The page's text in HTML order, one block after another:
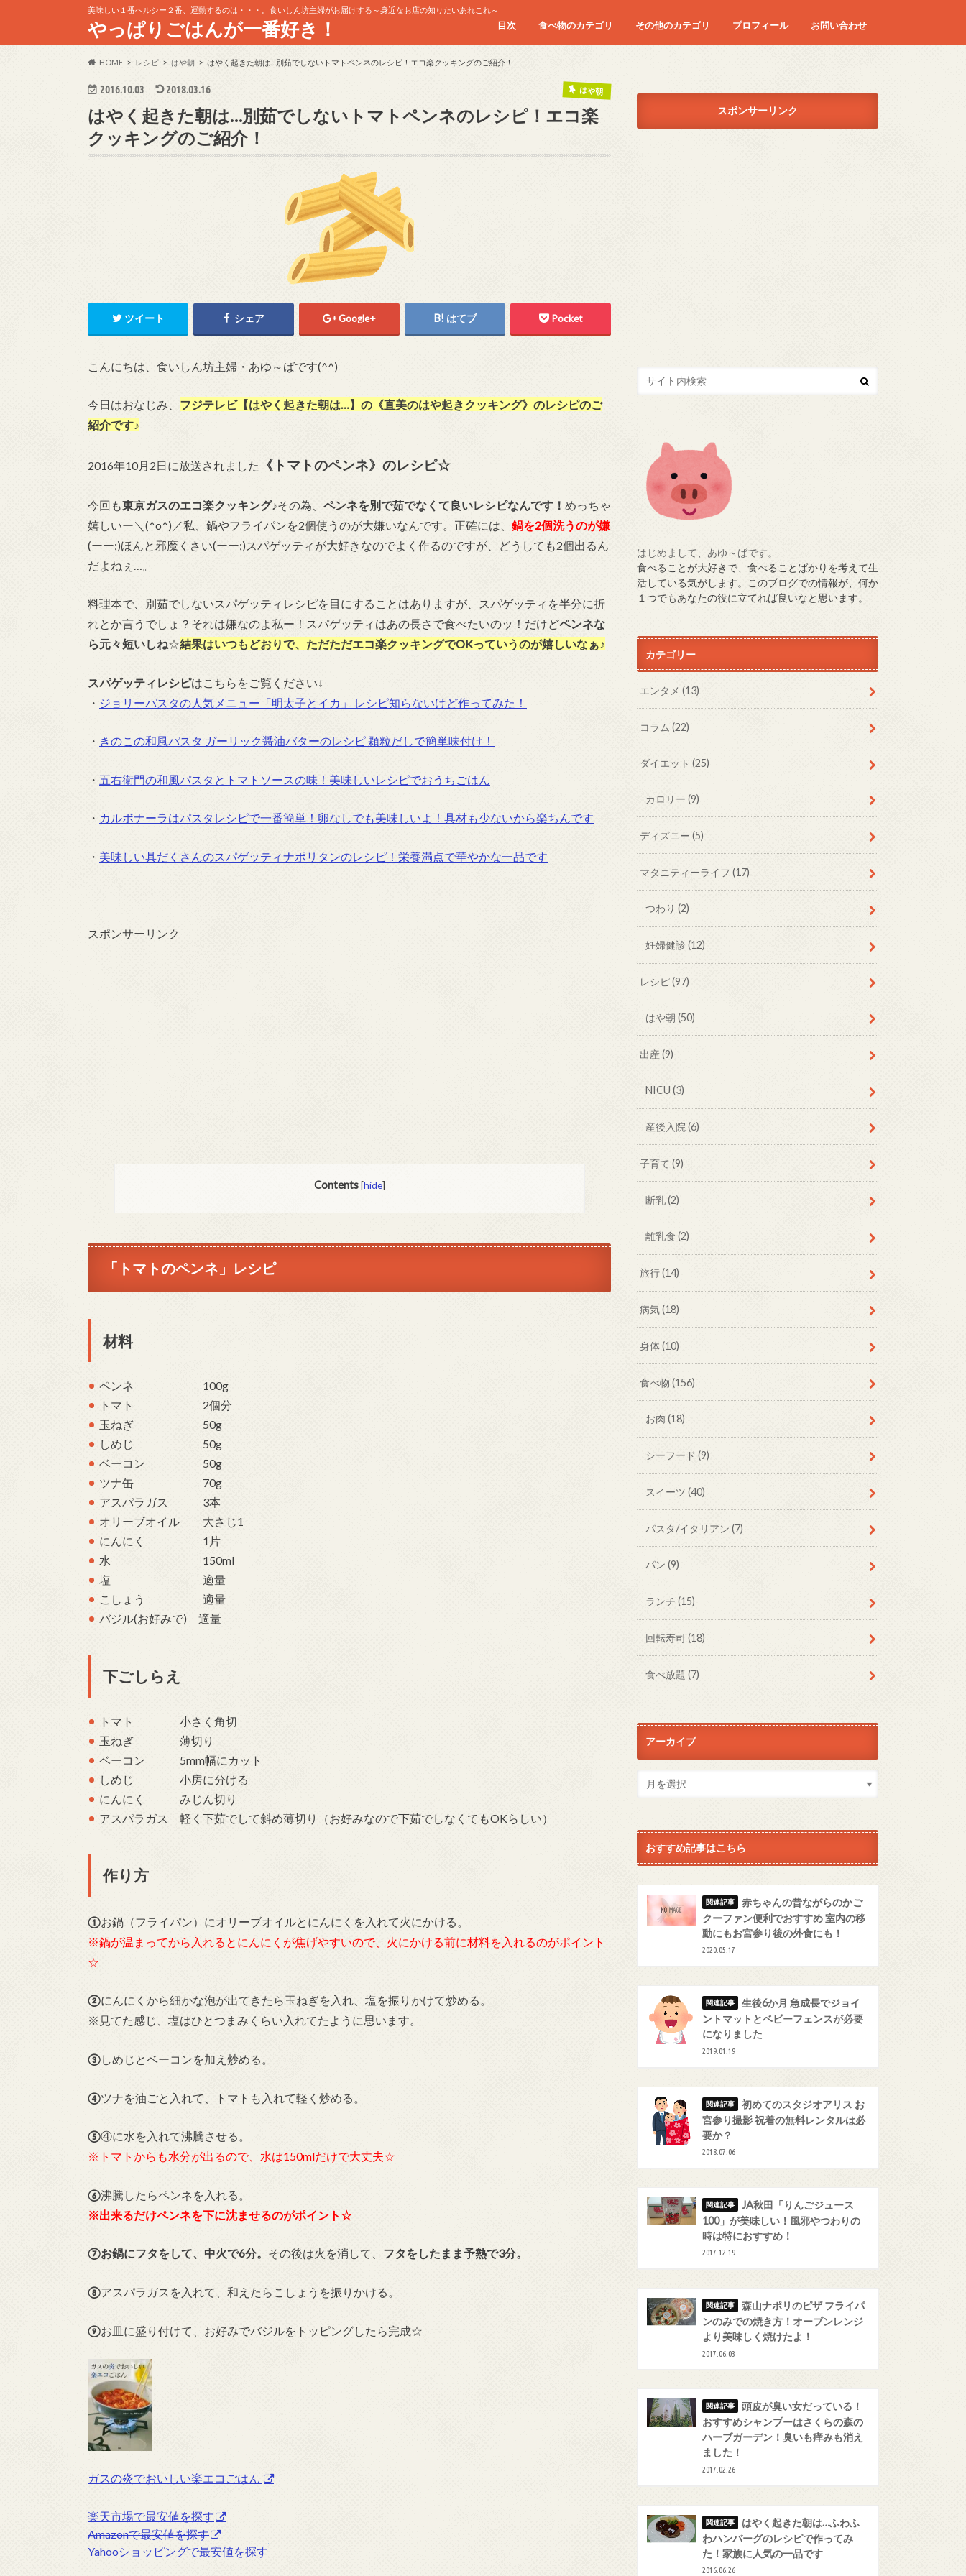
美味しい１番ヘルシー２番、運動するのは・・・。食いしん坊主婦がお届けする～身近なお店の知りたいあれこれ～
やっぱりごはんが一番好き！ 目次 食べ物のカテゴリ その他のカテゴリ プロフィール お問い合わせ
HOME レシピ はや朝 はやく起きた朝は…別茹でしないトマトペンネのレシピ！エコ楽クッキングのご紹介！
2016.10.03 2018.03.16 はや朝
はやく起きた朝は…別茹でしないトマトペンネのレシピ！エコ楽
クッキングのご紹介！
ツイート シェア Google+ はてブ Pocket
こんにちは、食いしん坊主婦・あゆ～ばです(^^)
今日はおなじみ、 フジテレビ【はやく起きた朝は…】の《直美のはや起きクッキング》のレシピのご
紹介です♪
2016年10月2日に放送されました 《トマトのペンネ》のレシピ☆
今回も東京ガスのエコ楽クッキング♪その為、 ペンネを別で茹でなくて良いレシピなんです！ めっちゃ
嬉しいー＼(^o^)／私、鍋やフライパンを2個使うのが大嫌いなんです。正確には、 鍋を2個洗うのが嫌
(ーー;)ほんと邪魔くさい(ーー;)スパゲッティが大好きなのでよく作るのですが、どうしても2個出るん
だよねぇ…。
料理本で、別茹でしないスパゲッティレシピを目にすることはありますが、スパゲッティを半分に折
れとか言うでしょ？それは嫌なのよ私ー！スパゲッティはあの長さで食べたいのッ！だけどペンネな
ら元々短いしね☆結果はいつもどおりで、ただただエコ楽クッキングでOKっていうのが嬉しいなぁ♪
スパゲッティレシピはこちらをご覧ください↓
・ ジョリーパスタの人気メニュー「明太子とイカ」 レシピ知らないけど作ってみた！
・ きのこの和風パスタ ガーリック醤油バターのレシピ 顆粒だしで簡単味付け！
・ 五右衛門の和風パスタとトマトソースの味！美味しいレシピでおうちごはん
・ カルボナーラはパスタレシピで一番簡単！卵なしでも美味しいよ！具材も少ないから楽ちんです
・ 美味しい具だくさんのスパゲッティナポリタンのレシピ！栄養満点で華やかな一品です
スポンサーリンク
Contents [hide]
「トマトのペンネ」レシピ
材料
ペンネ 100g
トマト 2個分
玉ねぎ 50g
しめじ 50g
ベーコン 50g
ツナ缶 70g
アスパラガス 3本
オリーブオイル 大さじ1
にんにく 1片
水 150ml
塩 適量
こしょう 適量
バジル(お好みで) 適量
下ごしらえ
トマト 小さく角切
玉ねぎ 薄切り
ベーコン 5mm幅にカット
しめじ 小房に分ける
にんにく みじん切り
アスパラガス 軽く下茹でして斜め薄切り（お好みなので下茹でしなくてもOKらしい）
作り方
①お鍋（フライパン）にオリーブオイルとにんにくを入れて火にかける。
※鍋が温まってから入れるとにんにくが焦げやすいので、火にかける前に材料を入れるのがポイント
☆
②にんにくから細かな泡が出てきたら玉ねぎを入れ、塩を振りかけて炒める。
※ 見てた感じ、塩はひとつまみくらい入れてたように思います。
③しめじとベーコンを加え炒める。
④ツナを油ごと入れて、トマトも入れて軽く炒める。
⑤④に水を入れて沸騰させる。
※ トマトからも水分が出るので、水は150mlだけで大丈夫☆
⑥沸騰したらペンネを入れる。
※出来るだけペンネを下に沈ませるのがポイント☆
⑦お鍋にフタをして、 中火で6分。 その後は火を消して、 フタをしたまま予熱で3分。
⑧アスパラガスを入れて、和えたらこしょうを振りかける。
⑨お皿に盛り付けて、お好みでバジルをトッピングしたら完成☆
ガスの炎でおいしい楽エコごはん
楽天市場で最安値を探す
Amazonで最安値を探す
Yahooショッピングで最安値を探す
スポンサーリンク
はじめまして、あゆ～ばです。
食べることが大好きで、食べることばかりを考えて生
活している気がします。このブログでの情報が、何か
１つでもあなたの役に立てれば良いなと思います。
カテゴリー
エンタメ(13)
コラム(22)
ダイエット(25)
カロリー (9)
ディズニー(5)
マタニティーライフ(17)
つわり (2)
妊婦健診 (12)
レシピ(97)
はや朝 (50)
出産(9)
NICU (3)
産後入院 (6)
子育て(9)
断乳(2)
離乳食 (2)
旅行(14)
病気(18)
身体(10)
食べ物(156)
お肉 (18)
シーフード (9)
スイーツ (40)
パスタ/イタリアン (7)
パン (9)
ランチ (15)
回転寿司 (18)
食べ放題 (7)
アーカイブ
おすすめ記事はこちら
赤ちゃんの昔ながらのかご
クーファン便利でおすすめ 室内の移
動にもお宮参り後の外食にも！
2020.05.17
生後6か月 急成長でジョイ
ントマットとベビーフェンスが必要
になりました
2019.01.19
初めてのスタジオアリス お
宮参り撮影 祝着の無料レンタルは必
要か？
2018.07.06
JA秋田「りんごジュース
100」が美味しい！風邪やつわりの
時は特におすすめ！
2017.12.19
森山ナポリのピザ フライパ
ンのみでの焼き方！オーブンレンジ
より美味しく焼けたよ！
2017.06.03
頭皮が臭い女だっている！
おすすめシャンプーはさくらの森の
ハーブガーデン！臭いも痒みも消え
ました！
2017.02.26
はやく起きた朝は…ふわふ
わハンバーグのレシピで作ってみ
た！家族に人気の一品です
2016.06.26